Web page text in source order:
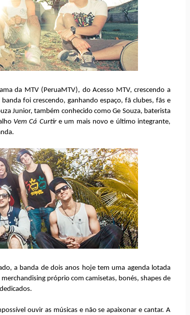
da MTV (PeruaMTV), do Acesso MTV, crescendo a
foi crescendo, ganhando espaço, fã clubes, fãs e
Junior, também conhecido como Ge Souza, baterista
Vem Cá Curtire um mais novo e último integrante,
a banda de dois anos hoje tem uma agenda lotada
próprio com camisetas, bonés, shapes de
ouvir as músicas e não se apaixonar e cantar. A